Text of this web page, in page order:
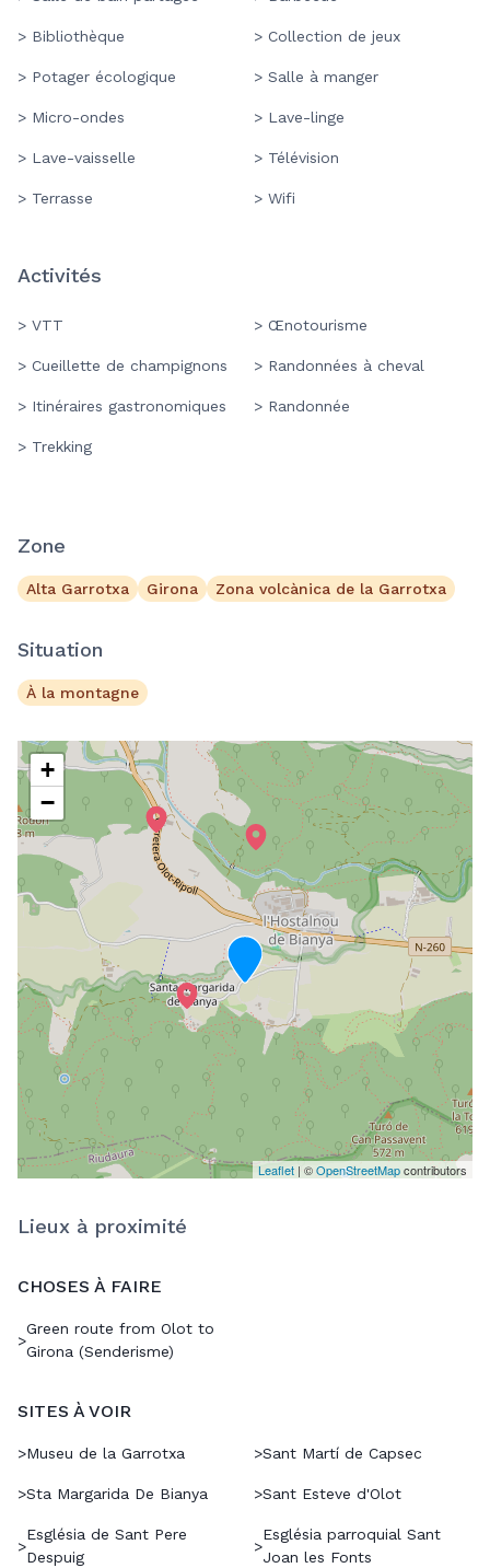
> Bibliothèque > Collection de jeux
> Potager écologique > Salle à manger
> Micro-ondes > Lave-linge
> Lave-vaisselle > Télévision
> Terrasse > Wifi
Activités
> VTT > Œnotourisme
> Cueillette de champignons > Randonnées à cheval
> Itinéraires gastronomiques > Randonnée
> Trekking
Zone
Alta Garrotxa Girona Zona volcànica de la Garrotxa
Situation
À la montagne
+
−
Leaflet | ©OpenStreetMapcontributors
Lieux à proximité
CHOSES À FAIRE
>
Green route from Olot to
Girona (Senderisme)
SITES À VOIR
>Museu de la Garrotxa >Sant Martí de Capsec
>Sta Margarida De Bianya >Sant Esteve d'Olot
>
Església de Sant Pere
Despuig
>
Església parroquial Sant
Joan les Fonts